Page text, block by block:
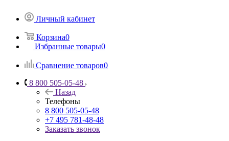
Личный кабинет
Корзина0
Избранные товары0
Сравнение товаров0
8 800 505-05-48
Назад
Телефоны
8 800 505-05-48
+7 495 781-48-48
Заказать звонок